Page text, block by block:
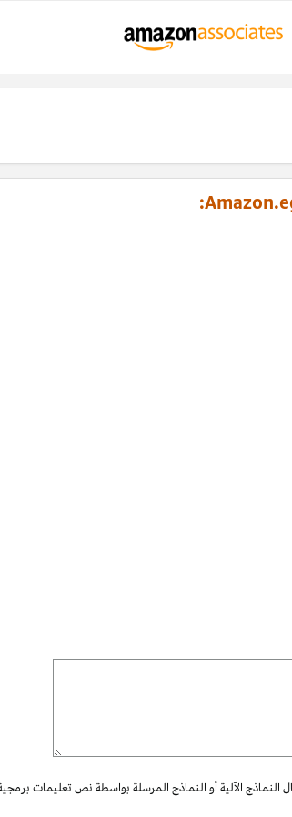
الآلية أو النماذج المرسلة بواسطة نص تعليمات